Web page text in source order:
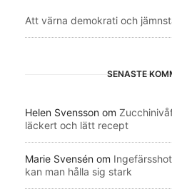
Att värna demokrati och
SENASTE
Helen Svensson om
läckert och lätt recept
Marie Svensén om
kan man hålla sig stark